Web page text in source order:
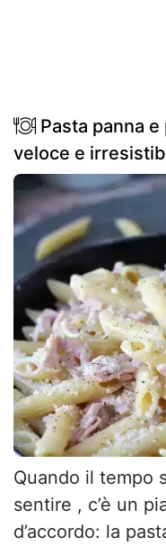
Pasta panna
veloce e
Quando il tempo
sentire , c’è un
d’accordo: la